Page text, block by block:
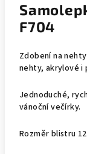
F704
Zdobení na
nehty, akrylové i
Jednoduché,
vánoční večírky.
Rozměr blistru